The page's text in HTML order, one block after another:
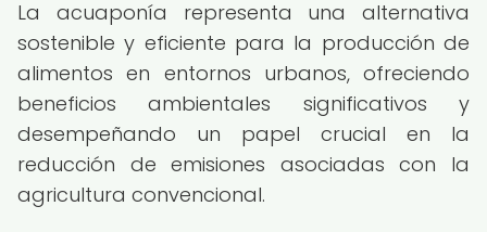
La acuaponía representa una alternativa
sostenible y eficiente para la producción de
alimentos en entornos urbanos, ofreciendo
beneficios ambientales significativos y
desempeñando un papel crucial en la
reducción de emisiones asociadas con la
agricultura convencional.